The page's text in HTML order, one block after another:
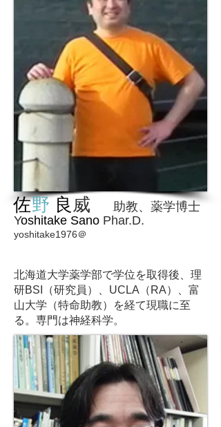
佐野 良 威 助教​、薬学博士
Yoshitake Sano Phar.D.
yoshitake1976＠
北海道大学薬学部で学位を取得後、理
研BSI（研究員）、UCLA（RA）、富
山大学（特命助教）を経て現職に至
る。専門は神経科学。